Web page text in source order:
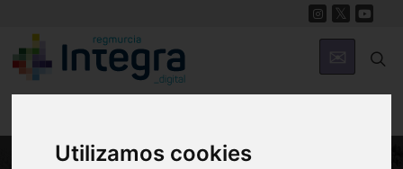
Utilizamos cookies